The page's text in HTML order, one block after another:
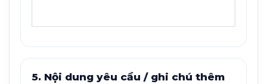
5. Nội dung yêu cầu / ghi chú thêm